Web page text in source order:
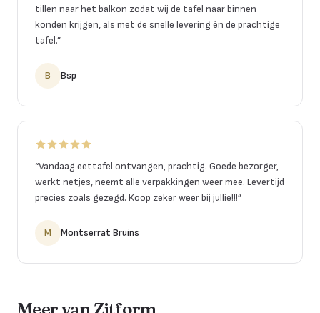
tillen naar het balkon zodat wij de tafel naar binnen
konden krijgen, als met de snelle levering én de prachtige
tafel.”
B Bsp
“Vandaag eettafel ontvangen, prachtig. Goede bezorger,
werkt netjes, neemt alle verpakkingen weer mee. Levertijd
precies zoals gezegd. Koop zeker weer bij jullie!!!”
M Montserrat Bruins